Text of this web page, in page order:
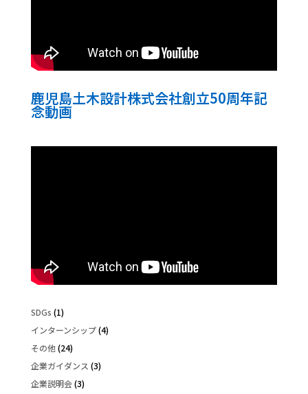
鹿児島土木設計株式会社創立50周年記
念動画
SDGs (1)
インターンシップ(4)
その他(24)
企業ガイダンス (3)
企業説明会(3)